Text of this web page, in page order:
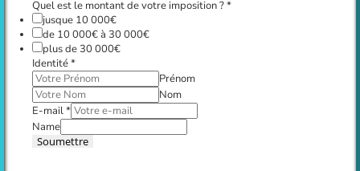
Quel est le montant de votre imposition ?*
jusque 10 000€
de 10 000€ à 30 000€
plus de 30 000€
Identité*
Prénom
Nom
E-mail*
Name
Soumettre